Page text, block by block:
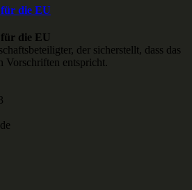
die EU
die EU
der sicherstellt, dass das
Vorschriften entspricht.